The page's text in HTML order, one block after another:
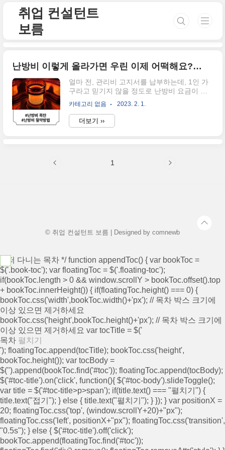
취업 컨설턴트
보름
난방비 이렇게 올라가면 우린 이제 어떡해요? 에너지바우처 신청에 관한 모든 것
얼마 전, 관리비 고지서를 납부하는데, 1인 가
구라고 믿기지 않을 정도로 난방비 요금이 많
이 나와서 깜짝 놀랐습니다. 최근 뉴스로도 떠
들썩한 이 '난방비 폭탄'은 사실은 '도시가스 요
금 인상'때문에 벌어진 일들인데요. 난방비가
이렇게 올라가면 어떻게 되는 건지 지금부터,
무엇일까요? 위의 서론에서도 말씀드렸다시
카테고리 없음 2023. 2. 1.
더보기 ››
1
© 취업 컨설턴트 보름 | Designed by comnewb
/* 떠 다니는 목차 */ function appendToc() { var bookToc =
$('.book-toc'); var floatingToc = $('.floating-toc');
if(bookToc.length > 0 && window.scrollY > bookToc.offset().top
+ bookToc.innerHeight()) { if(floatingToc.height() === 0) {
bookToc.css('width',bookToc.width()+'px'); // 목차 박스 크기에
이상 있으면 제거하세요
bookToc.css('height',bookToc.height()+'px'); // 목차 박스 크기에
이상 있으면 제거하세요 var tocTitle = $('
목차 펼치기
'); floatingToc.append(tocTitle); bookToc.css('height',
bookToc.height()); var tocBody =
$('').append(bookToc.find('#toc')); floatingToc.append(tocBody);
$('#toc-title').on('click', function(){ $('#toc-body').slideToggle();
var title = $('#toc-title>p>span'); if(title.text() === "펼치기") {
title.text("접기"); } else { title.text("펼치기"); } }); } var positionX =
20; floatingToc.css('top', (window.scrollY+20)+"px");
floatingToc.css('left', positionX+"px"); floatingToc.css('transition',
"0.5s"); } else { $('#toc-title').off('click');
bookToc.append(floatingToc.find('#toc'));